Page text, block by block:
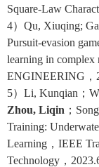
Square-Law
4） Qu, Xiuqing;
Pursuit-evasion
learning in
ENGINEERING ，
5） Li, Kunqian ；
Zhou, Liqin ；
Training:
Learning ， IEEE
Technology ，